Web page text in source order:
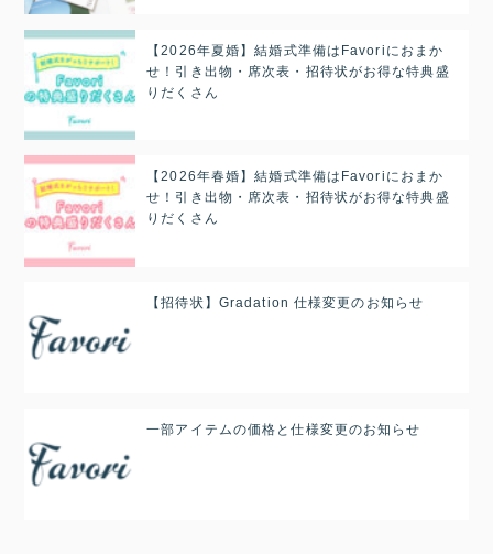
【2026年夏婚】結婚式準備はFavoriにおまか
せ！引き出物・席次表・招待状がお得な特典盛
りだくさん
【2026年春婚】結婚式準備はFavoriにおまか
せ！引き出物・席次表・招待状がお得な特典盛
りだくさん
【招待状】Gradation 仕様変更のお知らせ
一部アイテムの価格と仕様変更のお知らせ